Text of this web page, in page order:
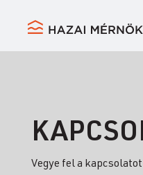
Vegye fel a